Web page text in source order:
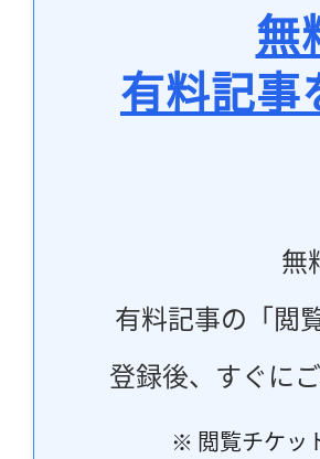
無
有料記
無
有料記事の「閲
登録後、すぐに
※ 閲覧チケッ